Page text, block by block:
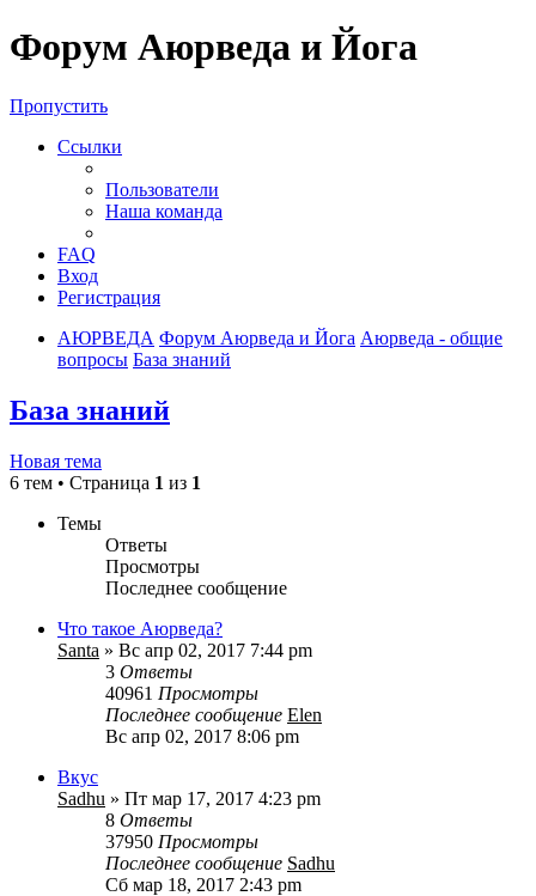
Форум Аюрведа и Йога
Пропустить
Ссылки
Пользователи
Наша команда
FAQ
Вход
Регистрация
АЮРВЕДА Форум Аюрведа и Йога Аюрведа - общие
вопросы База знаний
База знаний
Новая тема
6 тем • Страница 1 из 1
Темы
Ответы
Просмотры
Последнее сообщение
Что такое Аюрведа?
Santa » Вс апр 02, 2017 7:44 pm
3 Ответы
40961 Просмотры
Последнее сообщение Elen
Вс апр 02, 2017 8:06 pm
Вкус
Sadhu » Пт мар 17, 2017 4:23 pm
8 Ответы
37950 Просмотры
Последнее сообщение Sadhu
Сб мар 18, 2017 2:43 pm